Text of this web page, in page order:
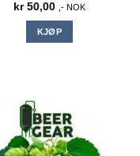
kr50,00 ,- NOK
KJØP